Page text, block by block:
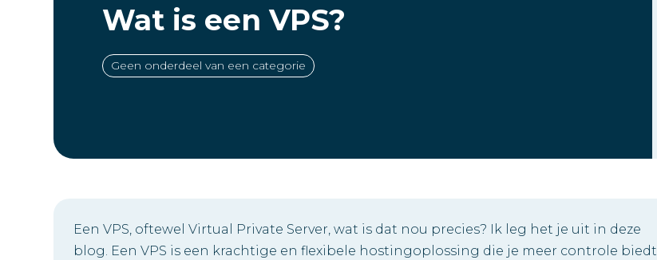
Wat is een VPS?
Geen onderdeel van een categorie
Een VPS, oftewel Virtual Private Server, wat is dat nou precies? Ik leg het je uit in deze
blog. Een VPS is een krachtige en flexibele hostingoplossing die je meer controle biedt